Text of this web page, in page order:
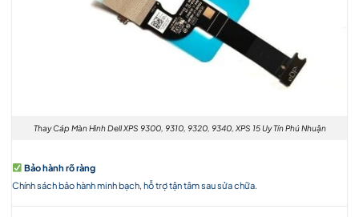
Thay Cáp Màn Hình Dell XPS 9300, 9310, 9320, 9340, XPS 15 Uy Tín Phú Nhuận
Bảo hành rõ ràng
Chính sách bảo hành minh bạch, hỗ trợ tận tâm sau sửa chữa.